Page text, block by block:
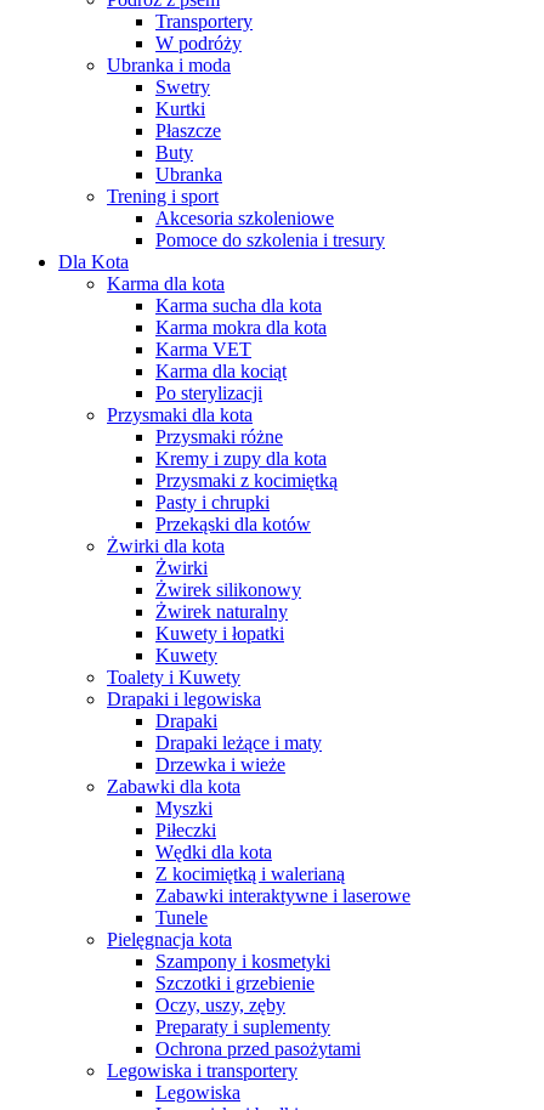
Transportery
W podróży
Ubranka i moda
Swetry
Kurtki
Płaszcze
Buty
Ubranka
Trening i sport
Akcesoria szkoleniowe
Pomoce do szkolenia i tresury
Dla Kota
Karma dla kota
Karma sucha dla kota
Karma mokra dla kota
Karma VET
Karma dla kociąt
Po sterylizacji
Przysmaki dla kota
Przysmaki różne
Kremy i zupy dla kota
Przysmaki z kocimiętką
Pasty i chrupki
Przekąski dla kotów
Żwirki dla kota
Żwirki
Żwirek silikonowy
Żwirek naturalny
Kuwety i łopatki
Kuwety
Toalety i Kuwety
Drapaki i legowiska
Drapaki
Drapaki leżące i maty
Drzewka i wieże
Zabawki dla kota
Myszki
Piłeczki
Wędki dla kota
Z kocimiętką i walerianą
Zabawki interaktywne i laserowe
Tunele
Pielęgnacja kota
Szampony i kosmetyki
Szczotki i grzebienie
Oczy, uszy, zęby
Preparaty i suplementy
Ochrona przed pasożytami
Legowiska i transportery
Legowiska